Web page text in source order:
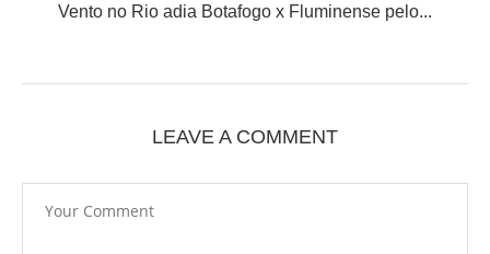
Vento no Rio adia Botafogo x Fluminense pelo...
LEAVE A COMMENT